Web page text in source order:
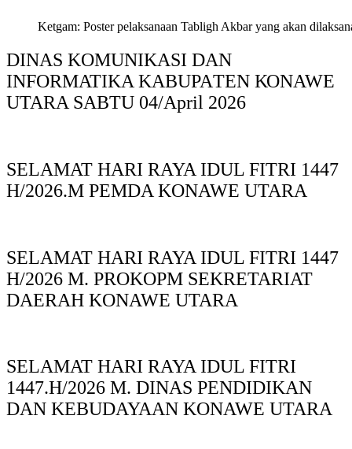
Ketgam: Poster pelaksanaan Tabligh Akbar yang akan
DINAS KOMUNIKASI DAN
INFORMATIKA KABUPAΤΕΝ ΚΟNAWE
UTARA SABTU 04/April 2026
SELAMAT HARI RAYA IDUL FITRI 1447
H/2026.M PEMDA KONAWE UTARA
SELAMAT HARI RAYA IDUL FITRI 1447
H/2026 M. PROKOPM SEKRETARIAT
DAERAH KONAWE UTARA
SELAMAT HARI RAYA IDUL FITRI
1447.H/2026 M. DINAS PENDIDIKAN
DAN KEBUDAYAAN KONAWE UTARA